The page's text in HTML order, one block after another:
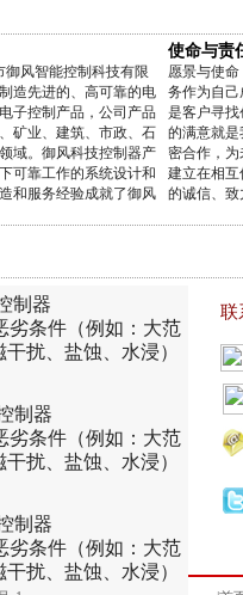
风智能控制科技有限
造先进的、高可靠的电
子控制产品，公司产品
矿业、建筑、市政、石
域。御风科技控制器产
可靠工作的系统设计和
和服务经验成就了御风
使命与责
愿景与使
务作为自
是客户寻
的满意就
密合作，
建立在相
的诚信、
制器
劣条件（例如：大范
扰、盐蚀、水浸）
制器
劣条件（例如：大范
扰、盐蚀、水浸）
制器
劣条件（例如：大范
扰、盐蚀、水浸）
联